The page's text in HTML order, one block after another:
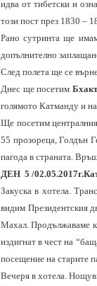
идва от тибетски и
този пост през 1830 –
Рано сутринта ще
допълнително
След полета ще се
Днес ще посетим
голямото Катманду и
Ще посетим
55 прозореца ,Голдън
пагода в страната.
ДЕН 5/
Закуска в хотела.
видим Президентския
Махал. Продължаваме
издигнат в чест на
посещение на старите
Вечеря в хотела.